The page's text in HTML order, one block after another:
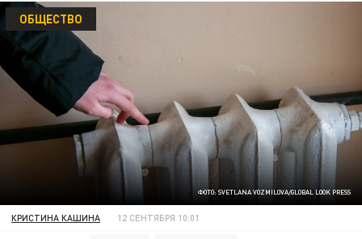
ФОТО: SVETLANA VOZMILOVA/GLOBAL LOOK PRESS
ОБЩЕСТВО
КРИСТИНА КАШИНА 12 СЕНТЯБРЯ 10:01